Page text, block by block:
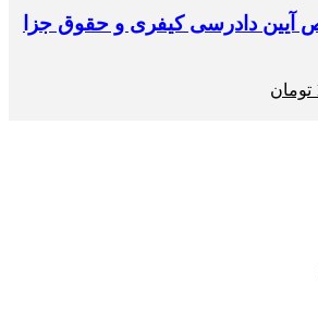
آیین دادرسی کیفری و حقوق جزا
تومان